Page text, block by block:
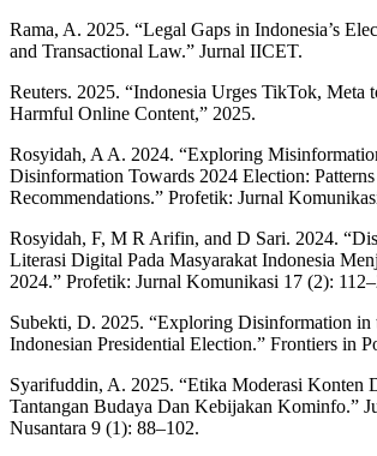
Rama, A. 2025. “Legal Gaps in Indonesia’s
and Transactional Law.” Jurnal IICET.
Reuters. 2025. “Indonesia Urges TikTok, Meta
Harmful Online Content,” 2025.
Rosyidah, A A. 2024. “Exploring
Disinformation Towards 2024 Election:
Recommendations.” Profetik: Jurnal
Rosyidah, F, M R Arifin, and D Sari. 2024.
Literasi Digital Pada Masyarakat Indonesia
2024.” Profetik: Jurnal Komunikasi 17 (2):
Subekti, D. 2025. “Exploring Disinformation in
Indonesian Presidential Election.” Frontiers in
Syarifuddin, A. 2025. “Etika Moderasi Konten
Tantangan Budaya Dan Kebijakan Kominfo.”
Nusantara 9 (1): 88–102.